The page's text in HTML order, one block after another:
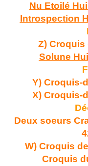
Nu Etoilé
Introspection
Z) Croquis
Solune
Y) Croquis-
X) Croquis-
Deux soeurs
W) Croquis
Croquis